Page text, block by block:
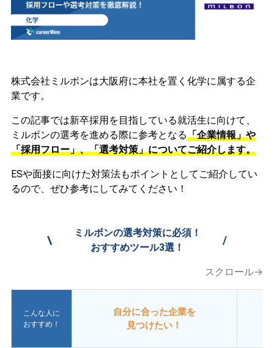
株式会社ミルボンは大阪府に本社を置く化学に属する企
業です。
この記事では新卒採用を目指している就活生に向けて、
ミルボンの選考を進める際に参考となる「企業情報」や
「採用フロー」、「選考対策」についてご紹介します。
ESや面接に向けた対策法もポイントとしてご紹介してい
るので、ぜひ参考にしてみてください！
\
ミルボンの選考対策に必須！
おすすめツール3選！
/
スクロール→
こんな人に
おすすめ！
自分に合った企業を
見つけたい！